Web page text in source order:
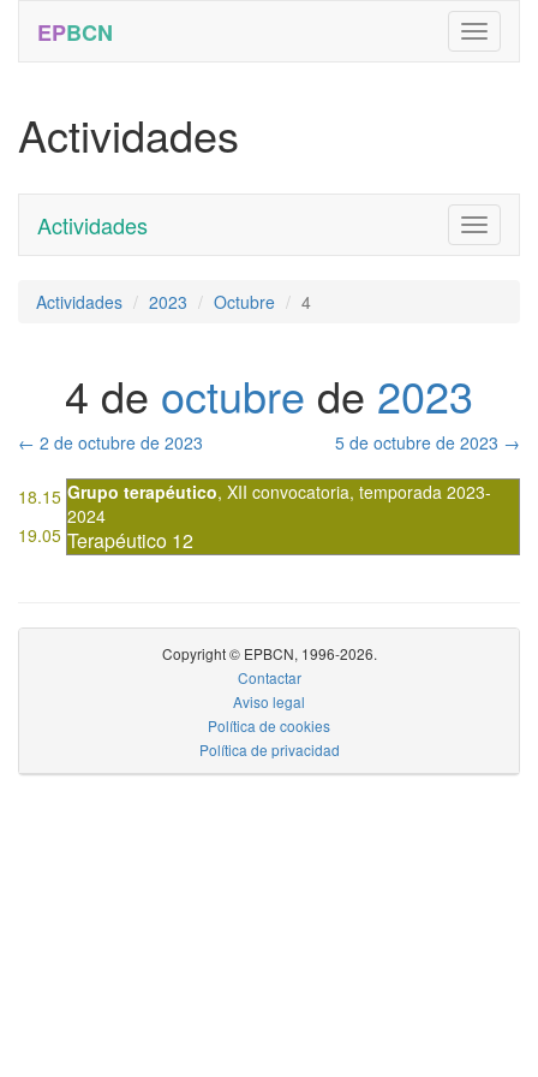
EPBCN
Actividades
Toggle
Actividades
Actividades 2023 Octubre 4
4 de octubre de 2023
← 2 de octubre de 2023 5 de octubre de 2023 →
18.15 Grupo terapéutico, XII convocatoria, temporada 2023-
2024
Terapéutico 12
19.05
Copyright © EPBCN, 1996-2026.
Contactar
Aviso legal
Política de cookies
Política de privacidad